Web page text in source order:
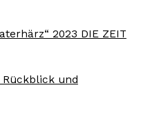
2023 DIE ZEIT
Rückblick und